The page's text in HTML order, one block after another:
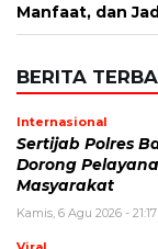
Simpan nama,
untuk komentar